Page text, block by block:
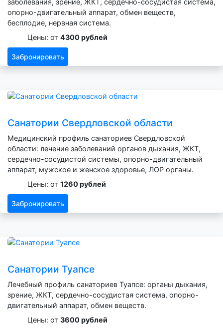
заболевания, зрение, ЖКТ, сердечно-сосудистая система,
опорно-двигательный аппарат, обмен веществ,
бесплодие, нервная система.
Цены: от 4300 рублей
Забронировать
Санатории Свердловской области
Медицинский профиль санаториев Свердловской
области: лечение заболеваний органов дыхания, ЖКТ,
сердечно-сосудистой системы, опорно-двигательный
аппарат, мужское и женское здоровье, ЛОР органы.
Цены: от 1260 рублей
Забронировать
Санатории Туапсе
Лечебный профиль санаториев Туапсе: органы дыхания,
зрение, ЖКТ, сердечно-сосудистая система, опорно-
двигательный аппарат, обмен веществ.
Цены: от 3600 рублей